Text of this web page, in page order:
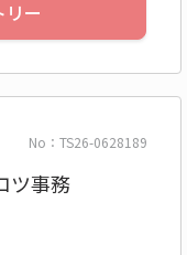
リー
No：TS26-0628189
ツ事務